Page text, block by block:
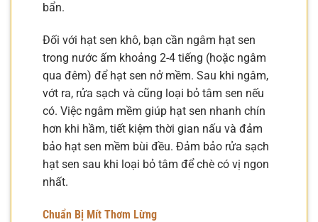
bẩn.
Đối với hạt sen khô, bạn cần ngâm hạt sen
trong nước ấm khoảng 2-4 tiếng (hoặc ngâm
qua đêm) để hạt sen nở mềm. Sau khi ngâm,
vớt ra, rửa sạch và cũng loại bỏ tâm sen nếu
có. Việc ngâm mềm giúp hạt sen nhanh chín
hơn khi hầm, tiết kiệm thời gian nấu và đảm
bảo hạt sen mềm bùi đều. Đảm bảo rửa sạch
hạt sen sau khi loại bỏ tâm để chè có vị ngon
nhất.
Chuẩn Bị Mít Thơm Lừng